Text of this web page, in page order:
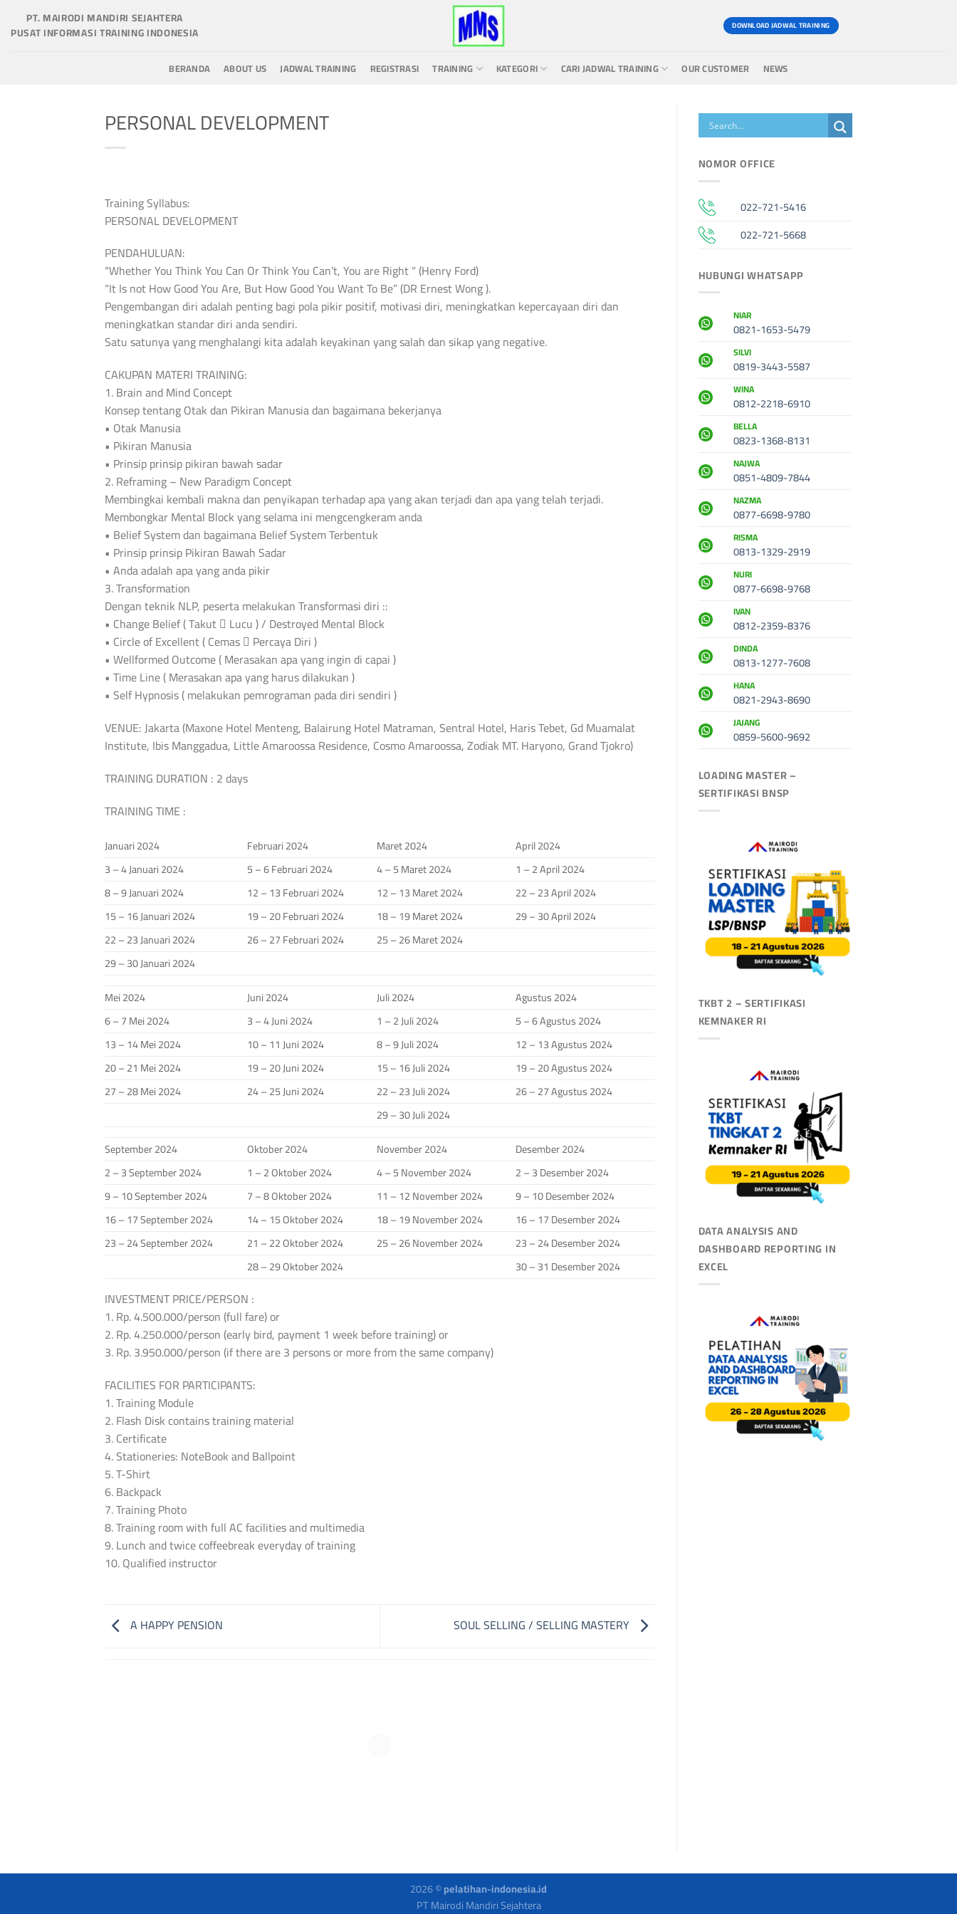
PT. MAIRODI MANDIRI SEJAHTERA
PUSAT INFORMASI TRAINING INDONESIA
DOWNLOAD JADWAL TRAINING
BERANDA ABOUT US JADWAL TRAINING REGISTRASI TRAINING KATEGORI CARI JADWAL TRAINING OUR CUSTOMER NEWS
PERSONAL DEVELOPMENT
Training Syllabus:
PERSONAL DEVELOPMENT
PENDAHULUAN:
“Whether You Think You Can Or Think You Can’t, You are Right “ (Henry Ford)
“It Is not How Good You Are, But How Good You Want To Be” (DR Ernest Wong ).
Pengembangan diri adalah penting bagi pola pikir positif, motivasi diri, meningkatkan kepercayaan diri dan
meningkatkan standar diri anda sendiri.
Satu satunya yang menghalangi kita adalah keyakinan yang salah dan sikap yang negative.
CAKUPAN MATERI TRAINING:
1. Brain and Mind Concept
Konsep tentang Otak dan Pikiran Manusia dan bagaimana bekerjanya
• Otak Manusia
• Pikiran Manusia
• Prinsip prinsip pikiran bawah sadar
2. Reframing – New Paradigm Concept
Membingkai kembali makna dan penyikapan terhadap apa yang akan terjadi dan apa yang telah terjadi.
Membongkar Mental Block yang selama ini mengcengkeram anda
• Belief System dan bagaimana Belief System Terbentuk
• Prinsip prinsip Pikiran Bawah Sadar
• Anda adalah apa yang anda pikir
3. Transformation
Dengan teknik NLP, peserta melakukan Transformasi diri ::
• Change Belief ( Takut  Lucu ) / Destroyed Mental Block
• Circle of Excellent ( Cemas  Percaya Diri )
• Wellformed Outcome ( Merasakan apa yang ingin di capai )
• Time Line ( Merasakan apa yang harus dilakukan )
• Self Hypnosis ( melakukan pemrograman pada diri sendiri )
VENUE: Jakarta (Maxone Hotel Menteng, Balairung Hotel Matraman, Sentral Hotel, Haris Tebet, Gd Muamalat
Institute, Ibis Manggadua, Little Amaroossa Residence, Cosmo Amaroossa, Zodiak MT. Haryono, Grand Tjokro)
TRAINING DURATION : 2 days
TRAINING TIME :
Januari 2024 Februari 2024 Maret 2024
April 2024
3 – 4 Januari 2024
5 – 6 Februari 2024 4 – 5 Maret 2024
1 – 2 April 2024
8 – 9 Januari 2024
12 – 13 Februari 2024 12 – 13 Maret 2024
22 – 23 April 2024
15 – 16 Januari 2024
19 – 20 Februari 2024 18 – 19 Maret 2024
29 – 30 April 2024
22 – 23 Januari 2024
26 – 27 Februari 2024
25 – 26 Maret 2024
29 – 30 Januari 2024
Mei 2024
Juni 2024 Juli 2024
Agustus 2024
6 – 7 Mei 2024
3 – 4 Juni 2024 1 – 2 Juli 2024
5 – 6 Agustus 2024
13 – 14 Mei 2024
10 – 11 Juni 2024 8 – 9 Juli 2024
12 – 13 Agustus 2024
20 – 21 Mei 2024
19 – 20 Juni 2024 15 – 16 Juli 2024
19 – 20 Agustus 2024
27 – 28 Mei 2024
24 – 25 Juni 2024 22 – 23 Juli 2024
26 – 27 Agustus 2024
29 – 30 Juli 2024
September 2024
Oktober 2024 November 2024
Desember 2024
2 – 3 September 2024
1 – 2 Oktober 2024 4 – 5 November 2024
2 – 3 Desember 2024
9 – 10 September 2024
7 – 8 Oktober 2024 11 – 12 November 2024
9 – 10 Desember 2024
16 – 17 September 2024
14 – 15 Oktober 2024 18 – 19 November 2024
16 – 17 Desember 2024
23 – 24 September 2024
21 – 22 Oktober 2024 25 – 26 November 2024
23 – 24 Desember 2024
28 – 29 Oktober 2024
30 – 31 Desember 2024
INVESTMENT PRICE/PERSON :
1. Rp. 4.500.000/person (full fare) or
2. Rp. 4.250.000/person (early bird, payment 1 week before training) or
3. Rp. 3.950.000/person (if there are 3 persons or more from the same company)
FACILITIES FOR PARTICIPANTS:
1. Training Module
2. Flash Disk contains training material
3. Certificate
4. Stationeries: NoteBook and Ballpoint
5. T-Shirt
6. Backpack
7. Training Photo
8. Training room with full AC facilities and multimedia
9. Lunch and twice coffeebreak everyday of training
10. Qualified instructor
A HAPPY PENSION SOUL SELLING / SELLING MASTERY
NOMOR OFFICE
022-721-5416
022-721-5668
HUBUNGI WHATSAPP
NIAR
0821-1653-5479
SILVI
0819-3443-5587
WINA
0812-2218-6910
BELLA
0823-1368-8131
NAJWA
0851-4809-7844
NAZMA
0877-6698-9780
RISMA
0813-1329-2919
NURI
0877-6698-9768
IVAN
0812-2359-8376
DINDA
0813-1277-7608
HANA
0821-2943-8690
JAJANG
0859-5600-9692
LOADING MASTER –
SERTIFIKASI BNSP
TKBT 2 – SERTIFIKASI
KEMNAKER RI
DATA ANALYSIS AND
DASHBOARD REPORTING IN
EXCEL
2026 ©pelatihan-indonesia.id
PT Mairodi Mandiri Sejahtera